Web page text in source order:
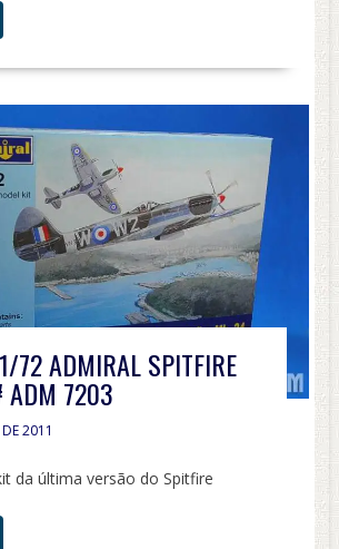
72 ADMIRAL SPITFIRE
ADM 7203
2011
da última versão do Spitfire